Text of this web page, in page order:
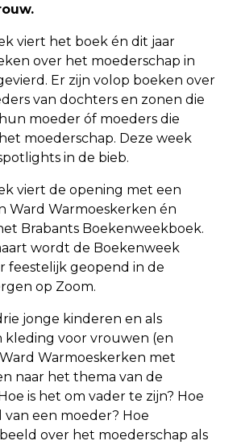
viert het boek én dit jaar
over het moederschap in
Er zijn volop boeken over
van dochters en zonen die
moeder óf moeders die
moederschap. Deze week
in de bieb.
viert de opening met een
Ward Warmoeskerken én
Brabants Boekenweekboek.
wordt de Boekenweek
feestelijk geopend in de
op Zoom.
jonge kinderen en als
kleding voor vrouwen (en
Warmoeskerken met
naar het thema van de
is het om vader te zijn? Hoe
van een moeder? Hoe
over het moederschap als